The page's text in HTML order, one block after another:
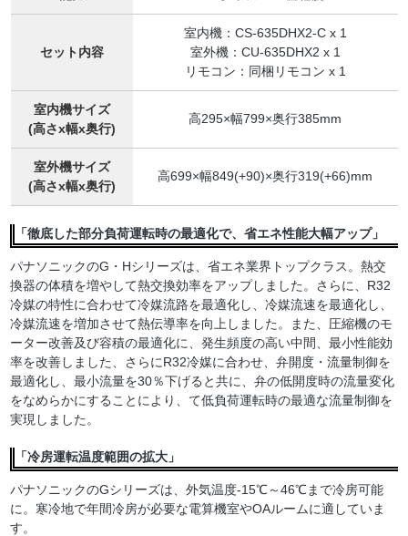
セット内容
室内機：CS-635DHX2-C x 1
室外機：CU-635DHX2 x 1
リモコン：同梱リモコン x 1
室内機サイズ
(高さx幅x奥行)
高295×幅799×奥行385mm
室外機サイズ
(高さx幅x奥行)
高699×幅849(+90)×奥行319(+66)mm
「徹底した部分負荷運転時の最適化で、省エネ性能大幅アップ」
パナソニックのG・Hシリーズは、省エネ業界トップクラス。熱交
換器の体積を増やして熱交換効率をアップしました。さらに、R32
冷媒の特性に合わせて冷媒流路を最適化し、冷媒流速を最適化し、
冷媒流速を増加させて熱伝導率を向上しました。また、圧縮機のモ
ーター改善及び容積の最適化に、発生頻度の高い中間、最小性能効
率を改善しました、さらにR32冷媒に合わせ、弁開度・流量制御を
最適化し、最小流量を30％下げると共に、弁の低開度時の流量変化
をなめらかにすることにより、て低負荷運転時の最適な流量制御を
実現しました。
「冷房運転温度範囲の拡大」
パナソニックのGシリーズは、外気温度-15℃～46℃まで冷房可能
に。寒冷地で年間冷房が必要な電算機室やOAルームに適していま
す。